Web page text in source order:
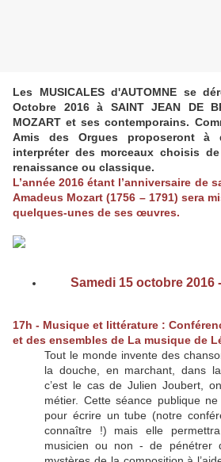
Les MUSICALES d'AUTOMNE se
Octobre 2016 à SAINT JEAN DE
MOZART et ses contemporains.
Amis des Orgues proposeront à
interpréter des morceaux choisis
renaissance ou classique.
L’année 2016 étant l’anniversaire de
Amadeus Mozart (1756 – 1791) sera
quelques-unes de ses œuvres.
Samedi 15 octobre 2016
17h - Musique et littérature :
et des ensembles de La musique de
Tout le monde invente des
la douche, en marchant, dans
c’est le cas de Julien Joubert,
métier. Cette séance publique
pour écrire un tube (notre
connaître !) mais elle
musicien ou non - de pénétrer